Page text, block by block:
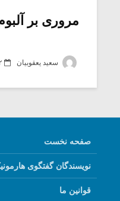
مروری بر
سعید یعقوبیان
صفحه نخست
نویسندگان گفتگوی
قوانین ما